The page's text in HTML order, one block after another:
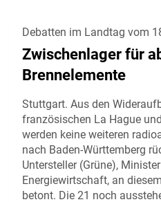
Debatten im Landtag vom
Zwischenlager für
Brennelemente
Stuttgart. Aus den
französischen La Hague
werden keine weiteren
nach Baden-Württemberg
Untersteller (Grüne),
Energiewirtschaft, an
betont. Die 21 noch